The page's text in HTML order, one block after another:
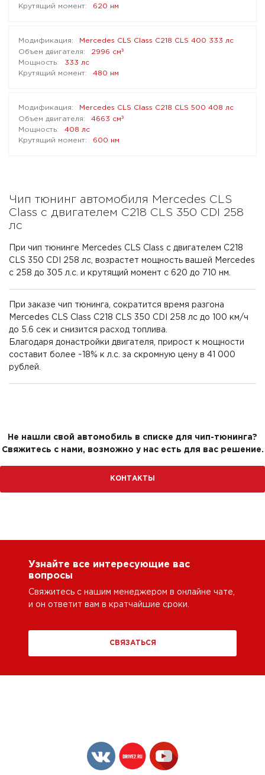
620 нм
Mercedes CLS Class C218 CLS 400 333 лс
2996 см³
333 лс
480 нм
Mercedes CLS Class C218 CLS 500 408 лс
4663 см³
408 лс
600 нм
Чип тюнинг автомобиля Mercedes CLS
Class с двигателем C218 CLS 350 CDI 258
лс
При чип тюнинге Mercedes CLS Class с двигателем C218
CLS 350 CDI 258 лс, возрастет мощность вашей Mercedes
с 258 до 305 л.с. и крутящий момент с 620 до 710 нм.
При заказе чип тюнинга, сократится время разгона
Mercedes CLS Class C218 CLS 350 CDI 258 лс до 100 км/ч
до 5.6 сек и снизится расход топлива.
Благодаря донастройки двигателя, прирост к мощности
составит более ~18% к л.с. за скромную цену в 41 000
рублей.
Не нашли свой автомобиль в списке для чип-тюнинга?
Свяжитесь с нами, возможно у нас есть для вас решение.
КОНТАКТЫ
Узнайте все интересующие вас
вопросы
Свяжитесь с нашим менеджером в онлайне чате,
и он ответит вам в кратчайшие сроки.
СВЯЗАТЬСЯ